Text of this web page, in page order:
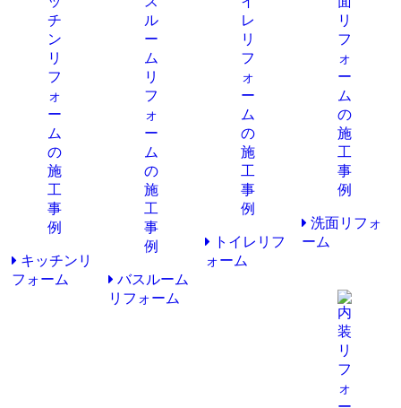
キッチンリ
フォーム
バスルーム
リフォーム
トイレリフ
ォーム
洗面リフォ
ーム